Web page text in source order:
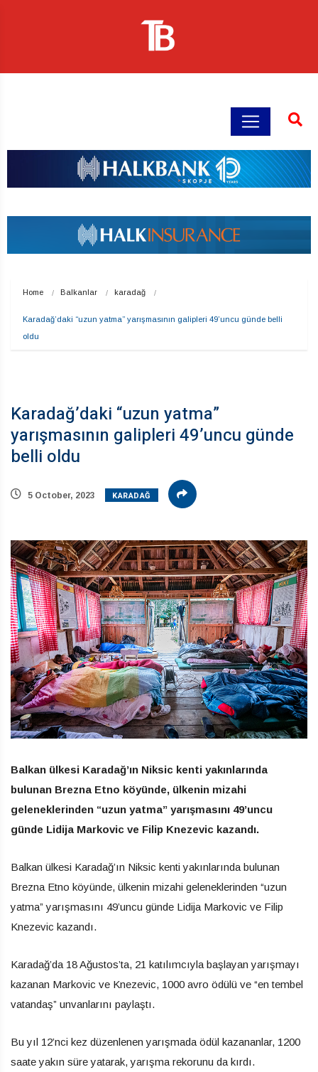
Home Balkanlar karadağ
Karadağ’daki “uzun yatma” yarışmasının galipleri 49’uncu günde belli
oldu
Karadağ’daki “uzun yatma”
yarışmasının galipleri 49’uncu günde
belli oldu
5 October, 2023 KARADAĞ
Balkan ülkesi Karadağ’ın Niksic kenti yakınlarında
bulunan Brezna Etno köyünde, ülkenin mizahi
geleneklerinden “uzun yatma” yarışmasını 49’uncu
günde Lidija Markovic ve Filip Knezevic kazandı.
Balkan ülkesi Karadağ’ın Niksic kenti yakınlarında bulunan
Brezna Etno köyünde, ülkenin mizahi geleneklerinden “uzun
yatma” yarışmasını 49’uncu günde Lidija Markovic ve Filip
Knezevic kazandı.
Karadağ’da 18 Ağustos’ta, 21 katılımcıyla başlayan yarışmayı
kazanan Markovic ve Knezevic, 1000 avro ödülü ve “en tembel
vatandaş” unvanlarını paylaştı.
Bu yıl 12’nci kez düzenlenen yarışmada ödül kazananlar, 1200
saate yakın süre yatarak, yarışma rekorunu da kırdı.